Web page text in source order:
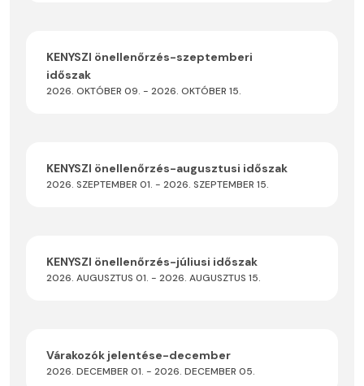
KENYSZI önellenőrzés-szeptemberi
időszak
2026. OKTÓBER 09. - 2026. OKTÓBER 15.
KENYSZI önellenőrzés-augusztusi időszak
2026. SZEPTEMBER 01. - 2026. SZEPTEMBER 15.
KENYSZI önellenőrzés-júliusi időszak
2026. AUGUSZTUS 01. - 2026. AUGUSZTUS 15.
Várakozók jelentése-december
2026. DECEMBER 01. - 2026. DECEMBER 05.